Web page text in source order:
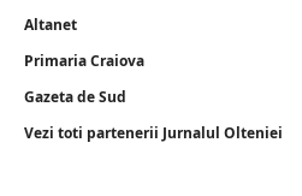
Altanet
Primaria Craiova
Gazeta de Sud
Vezi toti partenerii Jurnalul Olteniei